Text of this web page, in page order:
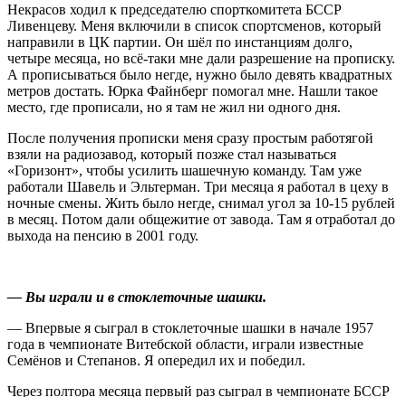
Некрасов ходил к председателю спорткомитета БССР
Ливенцеву. Меня включили в список спортсменов, который
направили в ЦК партии. Он шёл по инстанциям долго,
четыре месяца, но всё-таки мне дали разрешение на прописку.
А прописываться было негде, нужно было девять квадратных
метров достать. Юрка Файнберг помогал мне. Нашли такое
место, где прописали, но я там не жил ни одного дня.
После получения прописки меня сразу простым работягой
взяли на радиозавод, который позже стал называться
«Горизонт», чтобы усилить шашечную команду. Там уже
работали Шавель и Эльтерман. Три месяца я работал в цеху в
ночные смены. Жить было негде, снимал угол за 10-15 рублей
в месяц. Потом дали общежитие от завода. Там я отработал до
выхода на пенсию в 2001 году.
— Вы играли и в стоклеточные шашки.
— Впервые я сыграл в стоклеточные шашки в начале 1957
года в чемпионате Витебской области, играли известные
Семёнов и Степанов. Я опередил их и победил.
Через полтора месяца первый раз сыграл в чемпионате БССР